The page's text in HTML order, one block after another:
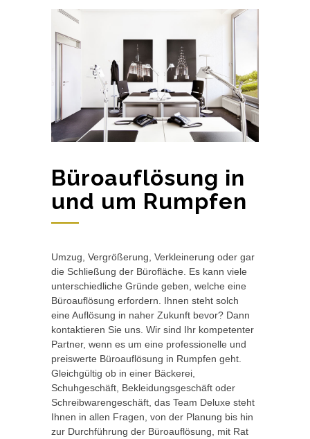
Büroauflösung in
und um Rumpfen
Umzug, Vergrößerung, Verkleinerung oder gar
die Schließung der Bürofläche. Es kann viele
unterschiedliche Gründe geben, welche eine
Büroauflösung erfordern. Ihnen steht solch
eine Auflösung in naher Zukunft bevor? Dann
kontaktieren Sie uns. Wir sind Ihr kompetenter
Partner, wenn es um eine professionelle und
preiswerte Büroauflösung in Rumpfen geht.
Gleichgültig ob in einer Bäckerei,
Schuhgeschäft, Bekleidungsgeschäft oder
Schreibwarengeschäft, das Team Deluxe steht
Ihnen in allen Fragen, von der Planung bis hin
zur Durchführung der Büroauflösung, mit Rat